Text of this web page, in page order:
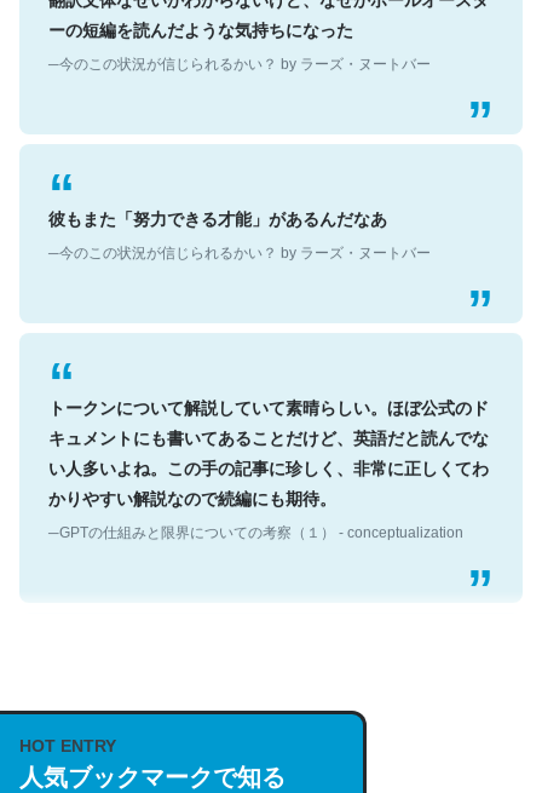
ーの短編を読んだような気持ちになった
彼もまた「努力できる才能」があるんだなあ
トークンについて解説していて素晴らしい。ほぼ公式のド
キュメントにも書いてあることだけど、英語だと読んでな
い人多いよね。この手の記事に珍しく、非常に正しくてわ
かりやすい解説なので続編にも期待。
https://isobe324649.hatenablog.com/entry/2023/03/27
/064121
HOT ENTRY
人気ブックマークで知る